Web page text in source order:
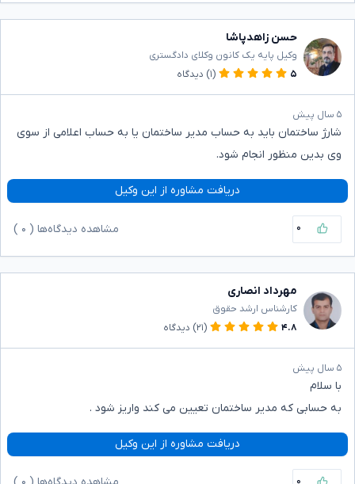
حسن زاهدپاشا
وکیل پایه یک کانون وکلای دادگستری
۵
(۱) دیدگاه
۵ سال پیش
شارژ ساختمان باید به حساب مدیر ساختمان یا به حساب اعلامی از سوی
وی بدین منظور انجام شود.
دریافت مشاوره از این وکیل
۰ مشاهده دیدگاه‌ها ( ۰
مهرداد انصاری
کارشناس ارشد حقوق
۴.۸
(۲۱) دیدگاه
۵ سال پیش
با سلام
به حسابی که مدیر ساختمان تعیین می کند واریز شود .
دریافت مشاوره از این وکیل
۰